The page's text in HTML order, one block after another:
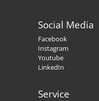
Social Media
Facebook
Instagram
Youtube
LinkedIn
Service